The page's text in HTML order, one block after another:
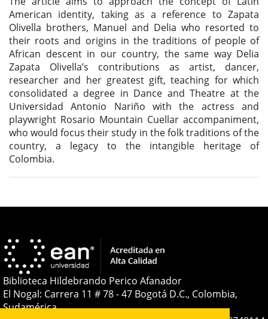
American identity, taking as a reference to Zapata
Olivella brothers, Manuel and Delia who resorted to
their roots and origins in the traditions of people of
African descent in our country, the same way Delia
Zapata Olivella’s contributions as artist, dancer,
researcher and her greatest gift, teaching for which
consolidated a degree in Dance and Theatre at the
Universidad Antonio Nariño with the actress and
playwright Rosario Mountain Cuellar accompaniment,
who would focus their study in the folk traditions of the
country, a legacy to the intangible heritage of
Colombia.
Detalles
artículo
Biblioteca Hildebrando Perico Afanador
El Nogal: Carrera 11 # 78 - 47 Bogotá D.C., Colombia,
Sudamérica